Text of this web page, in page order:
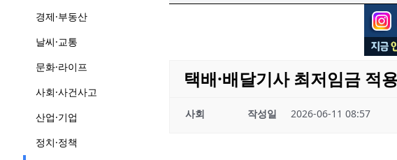
경제·부동산
날씨·교통
문화·라이프
사회·사건사고
산업·기업
정치·정책
택배·배달기사 최저임금 적
사회 작성일 2026-06-11 08:57